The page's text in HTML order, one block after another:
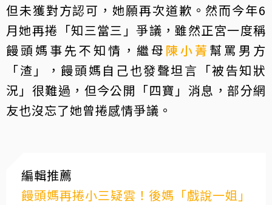
但未獲對方認可，她願再次道歉。然而今年6
月她再捲「知三當三」爭議，雖然正宮一度稱
饅頭媽事先不知情，繼母 陳小菁 幫罵男方
「渣」，饅頭媽自己也發聲坦言「被告知狀
況」很難過，但今公開「四寶」消息，部分網
友也沒忘了她曾捲感情爭議。
編輯推薦
饅頭媽再捲小三疑雲！後媽「戲說一姐」